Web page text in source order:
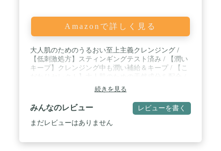
Amazonで詳しく見る
大人肌のためのうるおい至上主義クレンジング /
【低刺激処方】スティンギングテスト済み / 【潤い
キープ】クレンジング中も潤い補給＆キープ / 【こ
【アロマ効果】ラベンダーの香りでリラックス
続きを見る
みんなのレビュー レビューを書く
まだレビューはありません